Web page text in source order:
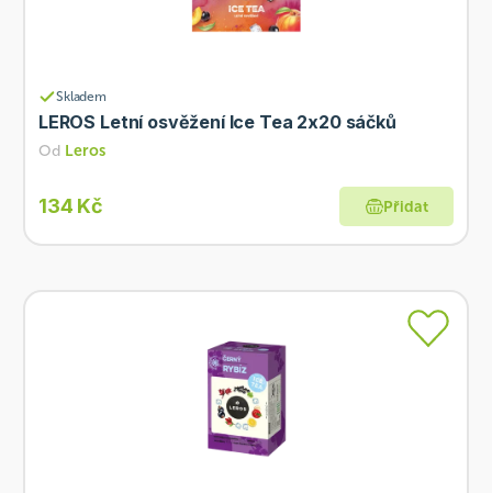
Skladem
LEROS Letní osvěžení Ice Tea 2x20 sáčků
Od Leros
134 Kč Přidat